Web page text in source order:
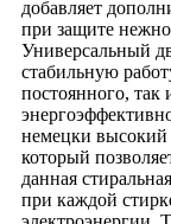
добавляет
при защите
Универсальный
стабильную
постоянного, так
немецки высокий
который
данная
при каждой